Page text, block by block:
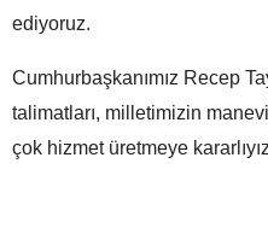
ediyoruz.
Cumhurbaşkanımız Recep
talimatları, milletimizin
çok hizmet üretmeye